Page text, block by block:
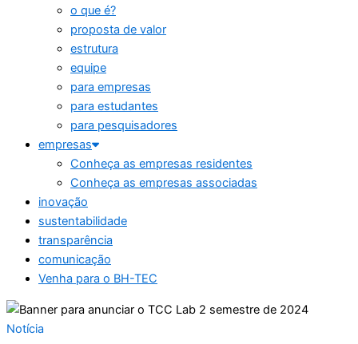
o que é?
proposta de valor
estrutura
equipe
para empresas
para estudantes
para pesquisadores
empresas
Conheça as empresas residentes
Conheça as empresas associadas
inovação
sustentabilidade
transparência
comunicação
Venha para o BH-TEC
Notícia